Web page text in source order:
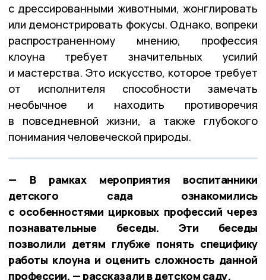
с дрессированными животными, жонглировать
или демонстрировать фокусы. Однако, вопреки
распространенному мнению, профессия
клоуна требует значительных усилий
и мастерства. Это искусство, которое требует
от исполнителя способности замечать
необычное и находить противоречия
в повседневной жизни, а также глубокого
понимания человеческой природы.
— В рамках мероприятия воспитанники
детского сада ознакомились
с особенностями цирковых профессий через
познавательные беседы. Эти беседы
позволили детям глубже понять специфику
работы клоуна и оценить сложность данной
профессии, — рассказали в детском саду.